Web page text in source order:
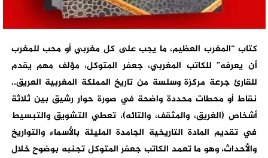
كتاب “المغرب العظيم، ما يجب على كل مغربي أو محب للمغرب
أن يعرفه” للكاتب المغربي، جعفر المتوكل، مؤلف مهم يقدم
للقارئ جرعة مركزة وسلسة من تاريخ المملكة المغربية العريق..
نقاط أو محطات محددة واضحة في صورة حوار رشيق بين ثلاثة
أشخاص (الغريق، والمثقف، والتائه)، تعطي التشويق والتبسيط
في تقديم المادة التاريخية الجامدة المليئة بالأسماء والتواريخ
والأحداث، وهو ما تعمد الكاتب جعفر المتوكل تجنبه بوضوح خلال